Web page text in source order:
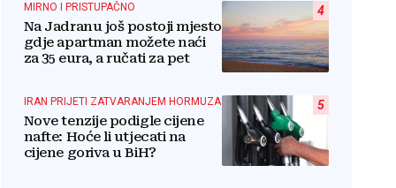
4
MIRNO I PRISTUPAČNO
Na Jadranu još postoji mjesto
gdje apartman možete naći
za 35 eura, a ručati za pet
5
IRAN PRIJETI ZATVARANJEM HORMUZA
Nove tenzije podigle cijene
nafte: Hoće li utjecati na
cijene goriva u BiH?